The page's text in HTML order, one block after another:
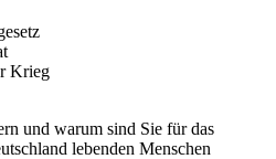
Krieg
und warum sind Sie für das
lebenden Menschen